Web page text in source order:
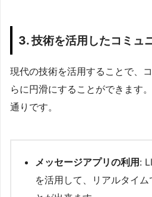
3. 技術を活用したコミュ
現代の技術を活用することで、
らに円滑にすることができます
通りです。
メッセージアプリの利用 :
を活用して、リアルタイ